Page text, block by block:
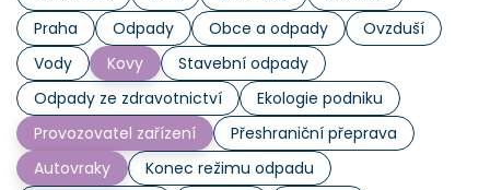
Praha
Odpady Obce a odpady
Ovzduší
Vody
Kovy
Stavební odpady
Odpady ze zdravotnictví
Ekologie podniku
Provozovatel zařízení
Přeshraniční přeprava
Autovraky
Konec režimu odpadu